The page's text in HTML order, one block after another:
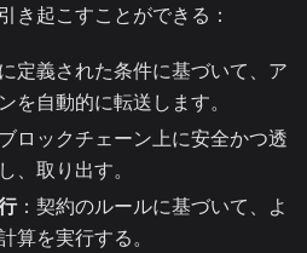
き起こすことができる：
定義された条件に基づいて、ア
を自動的に転送します。
ブロックチェーン上に安全かつ透
、取り出す。
：契約のルールに基づいて、よ
算を実行する。